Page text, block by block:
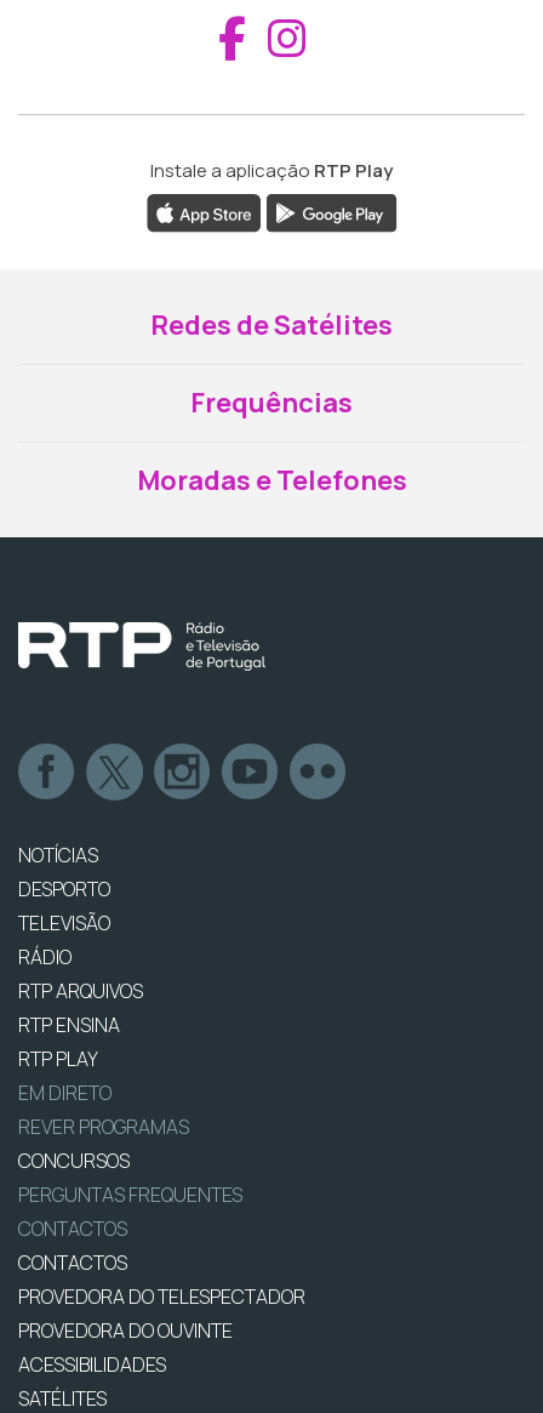
Aceder ao
Instale a aplicação RTP Play
Redes de Satélites
Frequências
Moradas e Telefones
NOTÍCIAS
DESPORTO
TELEVISÃO
RÁDIO
RTP ARQUIVOS
RTP ENSINA
RTP PLAY
EM DIRETO
REVER PROGRAMAS
CONCURSOS
PERGUNTAS FREQUENTES
CONTACTOS
CONTACTOS
PROVEDORA DO TELESPECTADOR
PROVEDORA DO OUVINTE
ACESSIBILIDADES
SATÉLITES